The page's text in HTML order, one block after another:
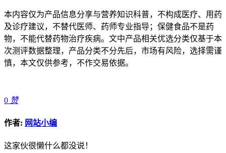
本内容仅为产品信息分享与营养知识科普，不构成医疗、用药
及诊疗建议，不替代医师、药师专业指导；保健食品不是药
物，不能代替药物治疗疾病。文中产品相关优选分类仅基于本
次测评数据整理，产品分类不分先后，市场有风险，选择需谨
慎，本文仅供参考，不作交易依据。
0 赞
作者: 网站小编
这家伙很懒什么都没说！